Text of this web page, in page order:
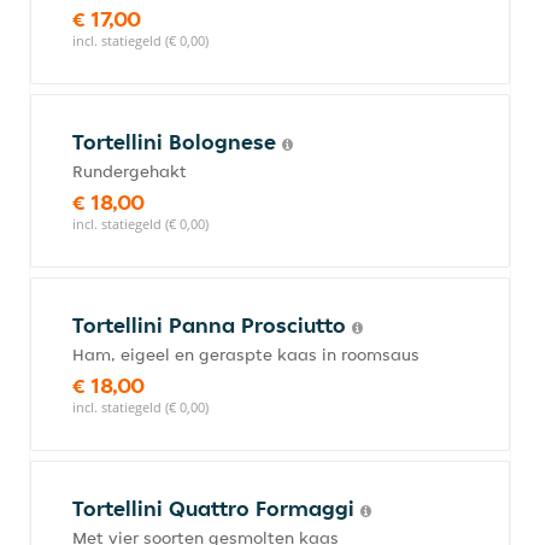
€ 17,00
incl. statiegeld (€ 0,00)
Tortellini Bolognese
Rundergehakt
€ 18,00
incl. statiegeld (€ 0,00)
Tortellini Panna Prosciutto
Ham, eigeel en geraspte kaas in roomsaus
€ 18,00
incl. statiegeld (€ 0,00)
Tortellini Quattro Formaggi
Met vier soorten gesmolten kaas